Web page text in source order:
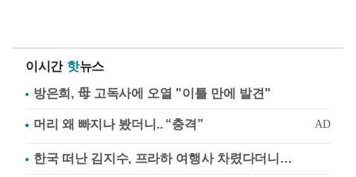
이시간 핫뉴스
방은희, 母 고독사에 오열 "이틀 만에 발견"
한국 떠난 김지수, 프라하 여행사 차렸다더니…